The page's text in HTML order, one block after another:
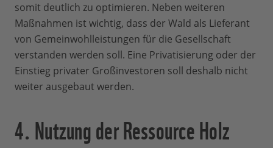
somit deutlich zu optimieren. Neben weiteren
Maßnahmen ist wichtig, dass der Wald als Lieferant
von Gemeinwohlleistungen für die Gesellschaft
verstanden werden soll. Eine Privatisierung oder der
Einstieg privater Großinvestoren soll deshalb nicht
weiter ausgebaut werden.
4. Nutzung der Ressource Holz